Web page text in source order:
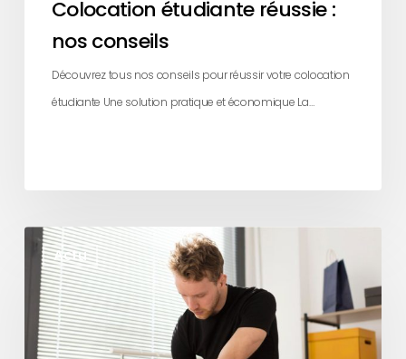
Colocation étudiante réussie :
nos conseils
Découvrez tous nos conseils pour réussir votre colocation
étudiante Une solution pratique et économique La…
Actu
Premier
studio
étudiant
les